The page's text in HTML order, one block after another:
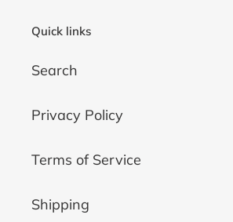
Quick links
Search
Privacy Policy
Terms of Service
Shipping